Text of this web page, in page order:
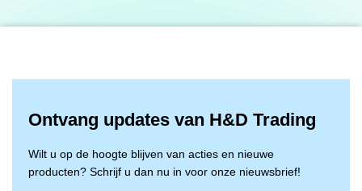
langdurig gebruik. De witte kleur maakt vuil snel
?? Goede grip bij droge werkzaamheden
?? Ademend en comfortabel
?? Ideaal voor montage, logistiek en lichte
werkzaamheden
Ontvang updates van H&D Trading
Wilt u op de hoogte blijven van acties en nieuwe
producten? Schrijf u dan nu in voor onze nieuwsbrief!